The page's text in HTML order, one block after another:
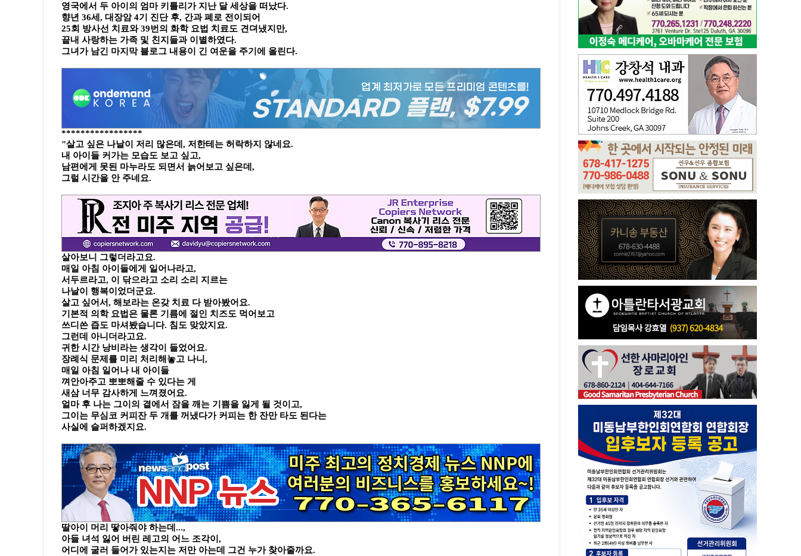
영국에서 두 아이의 엄마 키틀리가 지난 달 세상을 떠났다.
향년 36세, 대장암 4기 진단 후, 간과 폐로 전이되어
25회 방사선 치료와 39번의 화학 요법 치료도 견뎌냈지만,
끝내 사랑하는 가족 및 친지들과 이별하였다.
그녀가 남긴 마지막 블로그 내용이 긴 여운을 주기에 올린다.
*****************
"살고 싶은 나날이 저리 많은데, 저한테는 허락하지 않네요.
내 아이들 커가는 모습도 보고 싶고,
남편에게 못된 마누라도 되면서 늙어보고 싶은데,
그럴 시간을 안 주네요.
살아보니 그렇더라고요.
매일 아침 아이들에게 일어나라고,
서두르라고, 이 닦으라고 소리 소리 지르는
나날이 행복이었더군요.
살고 싶어서, 해보라는 온갖 치료 다 받아봤어요.
기본적 의학 요법은 물론 기름에 절인 치즈도 먹어보고
쓰디쓴 즙도 마셔봤습니다. 침도 맞았지요.
그런데 아니더라고요.
귀한 시간 낭비라는 생각이 들었어요.
장례식 문제를 미리 처리해놓고 나니,
매일 아침 일어나 내 아이들
껴안아주고 뽀뽀해줄 수 있다는 게
새삼 너무 감사하게 느껴졌어요.
얼마 후 나는 그이의 곁에서 잠을 깨는 기쁨을 잃게 될 것이고,
그이는 무심코 커피잔 두 개를 꺼냈다가 커피는 한 잔만 타도 된다는
사실에 슬퍼하겠지요.
딸아이 머리 땋아줘야 하는데...,
아들 녀석 잃어 버린 레고의 어느 조각이,
어디에 굴러 들어가 있는지는 저만 아는데 그건 누가 찾아줄까요.